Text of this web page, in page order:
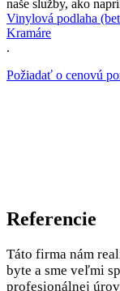
naše služby, ako
Vinylová podlaha
Kramáre
.
Požiadať o cenovú
Referencie
Táto firma nám
byte a sme veľmi
profesionálnej